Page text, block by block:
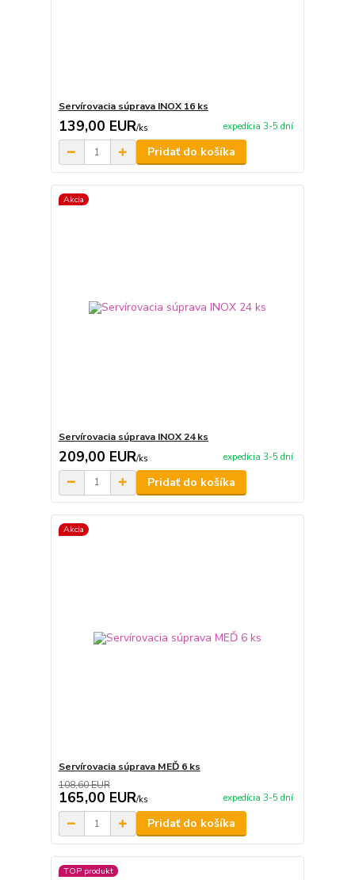
Servírovacia súprava INOX 16 ks
139,00 EUR/ks expedícia 3-5 dní
Pridať do košíka
Akcia
Servírovacia súprava INOX 24 ks
209,00 EUR/ks expedícia 3-5 dní
Pridať do košíka
Akcia
Servírovacia súprava MEĎ 6 ks
108,60 EUR
165,00 EUR/ks expedícia 3-5 dní
Pridať do košíka
TOP produkt